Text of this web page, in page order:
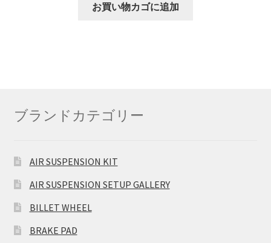
お買い物カゴに追加
ブランドカテゴリー
AIR SUSPENSION KIT
AIR SUSPENSION SETUP GALLERY
BILLET WHEEL
BRAKE PAD